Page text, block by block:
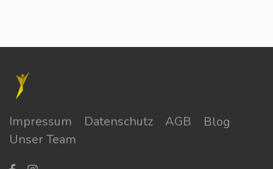
Impressum Datenschutz AGB
Blog
Unser Team